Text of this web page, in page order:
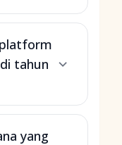
tahun
yang